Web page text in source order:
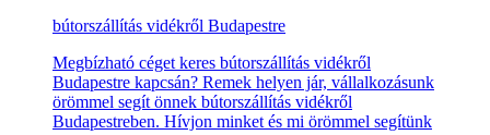
bútorszállítás vidékről Budapestre
Megbízható céget keres bútorszállítás vidékről
Budapestre kapcsán? Remek helyen jár, vállalkozásunk
örömmel segít önnek bútorszállítás vidékről
Budapestreben. Hívjon minket és mi örömmel segítünk